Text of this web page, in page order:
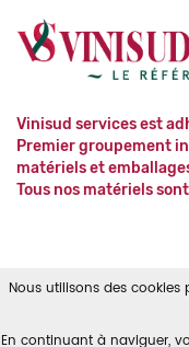
Nous utilisons des cookies
En continuant à naviguer,
Vinisud services est
Premier groupement
matériels et
Tous nos matériels